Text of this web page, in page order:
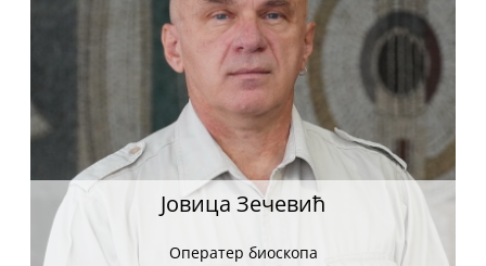
Јовица Зечевић
Оператер биоскопа